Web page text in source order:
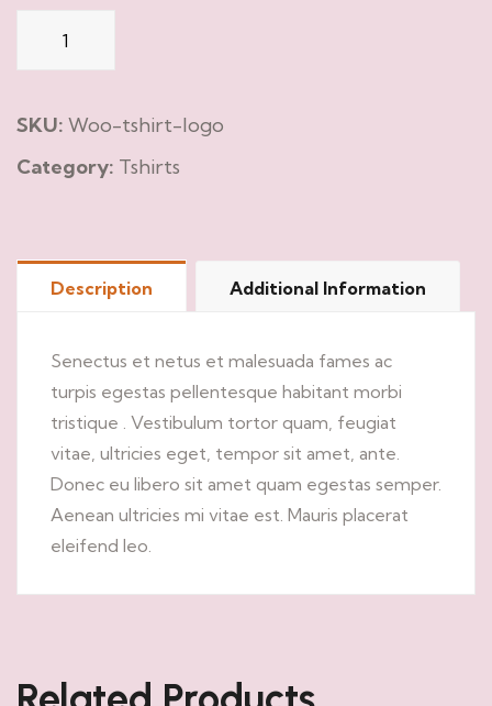
quantity
SKU: Woo-tshirt-logo
Category: Tshirts
Description Additional Information
Senectus et netus et malesuada fames ac
turpis egestas pellentesque habitant morbi
tristique . Vestibulum tortor quam, feugiat
vitae, ultricies eget, tempor sit amet, ante.
Donec eu libero sit amet quam egestas semper.
Aenean ultricies mi vitae est. Mauris placerat
eleifend leo.